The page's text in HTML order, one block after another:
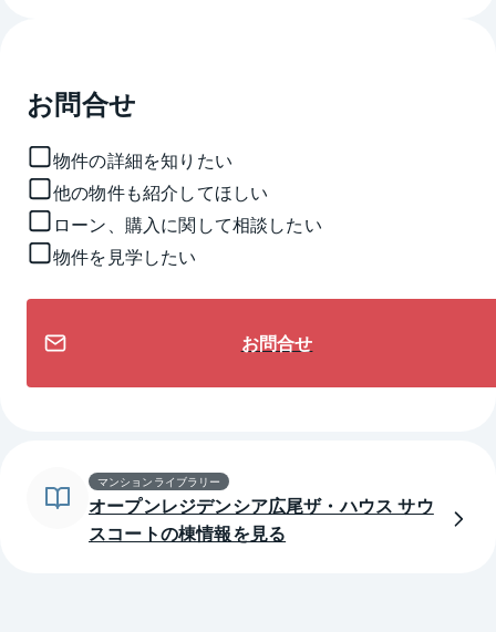
お問合せ
物件の詳細を知りたい
他の物件も紹介してほしい
ローン、購入に関して相談したい
物件を見学したい
お問合せ
マンションライブラリー
オープンレジデンシア広尾ザ・ハウス サウ
スコートの棟情報を見る